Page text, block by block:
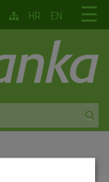
☰
HR EN